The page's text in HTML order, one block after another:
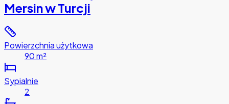
Mersin w Turcji
Powierzchnia użytkowa
90 m²
Sypialnie
2